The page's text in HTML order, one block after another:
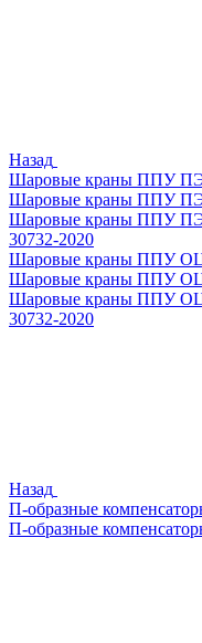
Назад
Шаровые краны ППУ
Шаровые краны ППУ
Шаровые краны ППУ
30732-2020
Шаровые краны ППУ
Шаровые краны ППУ
Шаровые краны ППУ
30732-2020
Назад
П-образные
П-образные